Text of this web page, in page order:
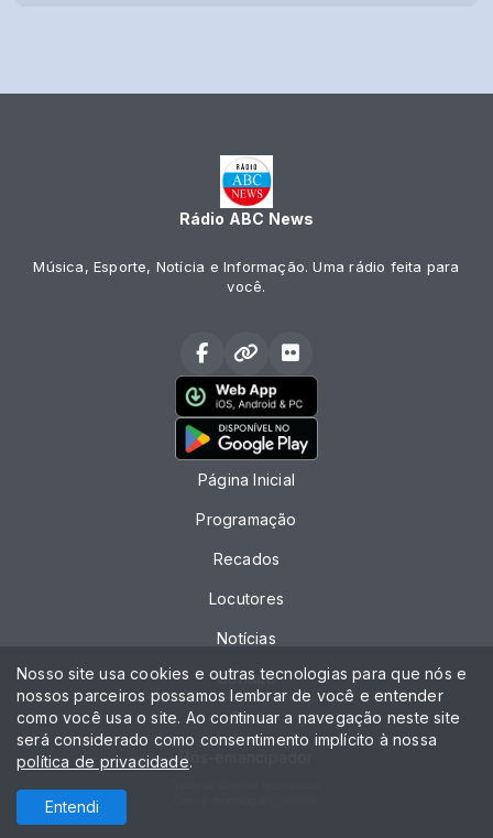
Rádio ABC News
Música, Esporte, Notícia e Informação. Uma rádio feita para
você.
Página Inicial
Programação
Recados
Locutores
Notícias
Contato
Chat
Pós-emancipador
Nosso site usa cookies e outras tecnologias para que nós e
nossos parceiros possamos lembrar de você e entender
como você usa o site. Ao continuar a navegação neste site
será considerado como consentimento implícito à nossa
política de privacidade.
Entendi